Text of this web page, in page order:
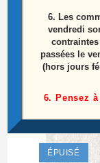
Cordon
ÉPUISÉ
6. Les
vendredi
passées le
(hors jours
6. Pensez